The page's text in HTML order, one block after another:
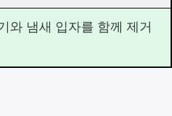
와 냄새 입자를 함께 제거